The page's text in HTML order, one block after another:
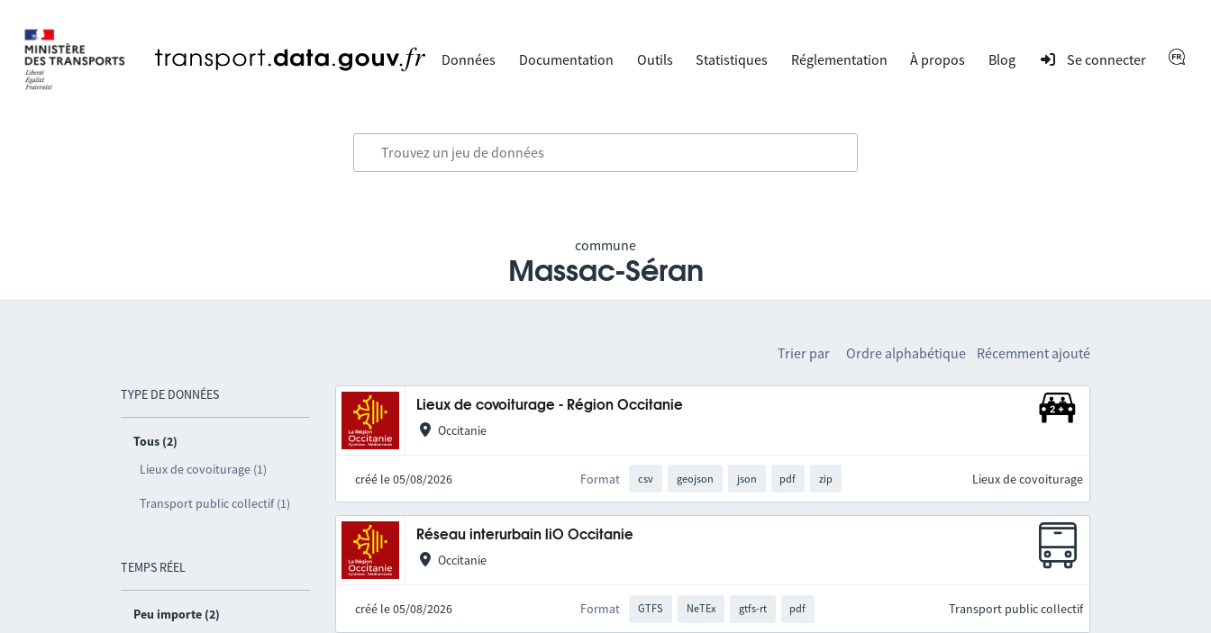
Données Documentation Outils Statistiques Réglementation À propos Blog Se connecter
commune
Massac-Séran
TYPE DE DONNÉES
Tous (2)
Lieux de covoiturage (1)
Transport public collectif (1)
TEMPS RÉEL
Peu importe (2)
Trier par Ordre alphabétique Récemment ajouté
Lieux de covoiturage - Région Occitanie
Occitanie
créé le 05/08/2026 Format csv geojson json pdf zip Lieux de covoiturage
Réseau interurbain liO Occitanie
Occitanie
créé le 05/08/2026 Format GTFS NeTEx gtfs-rt pdf Transport public collectif